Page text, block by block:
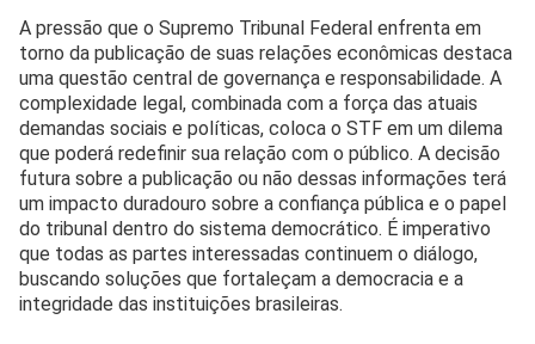
A pressão que o Supremo Tribunal Federal enfrenta em
torno da publicação de suas relações econômicas destaca
uma questão central de governança e responsabilidade. A
complexidade legal, combinada com a força das atuais
demandas sociais e políticas, coloca o STF em um dilema
que poderá redefinir sua relação com o público. A decisão
futura sobre a publicação ou não dessas informações terá
um impacto duradouro sobre a confiança pública e o papel
do tribunal dentro do sistema democrático. É imperativo
que todas as partes interessadas continuem o diálogo,
buscando soluções que fortaleçam a democracia e a
integridade das instituições brasileiras.